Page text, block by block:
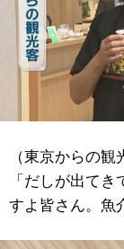
（東京からの観
「だしが出て
すよ皆さん。魚